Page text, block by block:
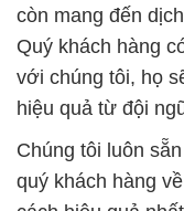
còn mang đến
Quý khách hàng
với chúng tôi, họ
hiệu quả từ đội
Chúng tôi luôn
quý khách hàng